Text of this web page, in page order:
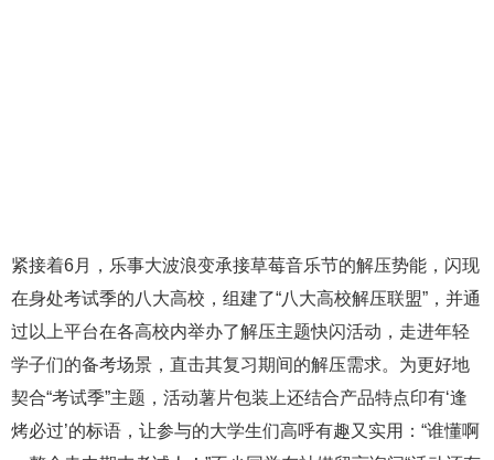
紧接着6月，乐事大波浪变承接草莓音乐节的解压势能，闪现
在身处考试季的八大高校，组建了“八大高校解压联盟”，并通
过以上平台在各高校内举办了解压主题快闪活动，走进年轻
学子们的备考场景，直击其复习期间的解压需求。为更好地
契合“考试季”主题，活动薯片包装上还结合产品特点印有‘逢
烤必过’的标语，让参与的大学生们高呼有趣又实用：“谁懂啊